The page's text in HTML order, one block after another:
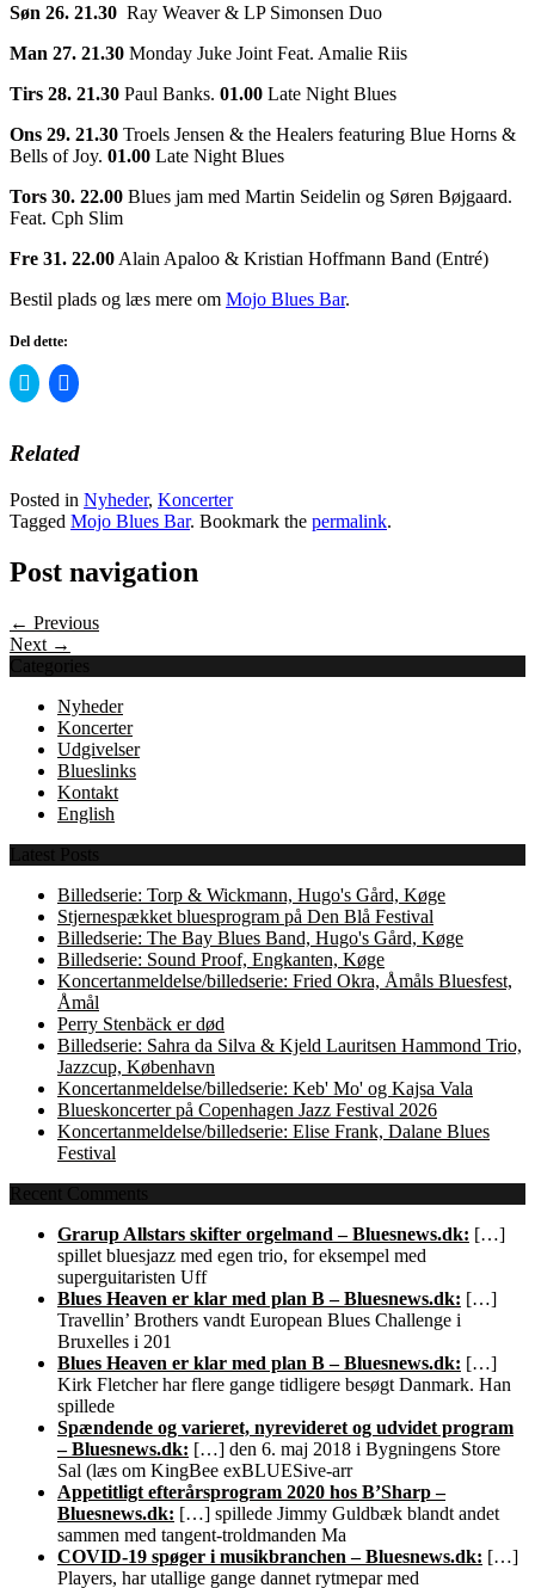
Søn 26. 21.30 Ray Weaver & LP Simonsen Duo
Man 27. 21.30 Monday Juke Joint Feat. Amalie Riis
Tirs 28. 21.30 Paul Banks. 01.00 Late Night Blues
Ons 29. 21.30 Troels Jensen & the Healers featuring Blue Horns &
Bells of Joy. 01.00 Late Night Blues
Tors 30. 22.00 Blues jam med Martin Seidelin og Søren Bøjgaard.
Feat. Cph Slim
Fre 31. 22.00 Alain Apaloo & Kristian Hoffmann Band (Entré)
Bestil plads og læs mere om Mojo Blues Bar.
Del dette:
Click
to
Twitter
(Opens
new
window)
Click
to
Facebook
(Opens
new
window)
Related
Posted in Nyheder, Koncerter
Tagged Mojo Blues Bar. Bookmark the permalink.
Post navigation
← Previous
Next →
Categories
Nyheder
Koncerter
Udgivelser
Blueslinks
Kontakt
English
Latest Posts
Billedserie: Torp & Wickmann, Hugo's Gård, Køge
Stjernespækket bluesprogram på Den Blå Festival
Billedserie: The Bay Blues Band, Hugo's Gård, Køge
Billedserie: Sound Proof, Engkanten, Køge
Koncertanmeldelse/billedserie: Fried Okra, Åmåls Bluesfest,
Åmål
Perry Stenbäck er død
Billedserie: Sahra da Silva & Kjeld Lauritsen Hammond Trio,
Jazzcup, København
Koncertanmeldelse/billedserie: Keb' Mo' og Kajsa Vala
Blueskoncerter på Copenhagen Jazz Festival 2026
Koncertanmeldelse/billedserie: Elise Frank, Dalane Blues
Festival
Recent Comments
Grarup Allstars skifter orgelmand – Bluesnews.dk: […]
spillet bluesjazz med egen trio, for eksempel med
superguitaristen Uff
Blues Heaven er klar med plan B – Bluesnews.dk: […]
Travellin’ Brothers vandt European Blues Challenge i
Bruxelles i 201
Blues Heaven er klar med plan B – Bluesnews.dk: […]
Kirk Fletcher har flere gange tidligere besøgt Danmark. Han
spillede
Spændende og varieret, nyrevideret og udvidet program
– Bluesnews.dk: […] den 6. maj 2018 i Bygningens Store
Sal (læs om KingBee exBLUESive-arr
Appetitligt efterårsprogram 2020 hos B’Sharp –
Bluesnews.dk: […] spillede Jimmy Guldbæk blandt andet
sammen med tangent-troldmanden Ma
COVID-19 spøger i musikbranchen – Bluesnews.dk: […]
Players, har utallige gange dannet rytmepar med